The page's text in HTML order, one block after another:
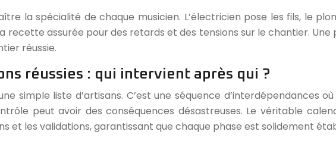
la spécialité de chaque musicien. L’électricien pose les fils, le
recette assurée pour des retards et des tensions sur le chantier.
réussie.
réussies : qui intervient après qui ?
simple liste d’artisans. C’est une séquence d’interdépendances
peut avoir des conséquences désastreuses. Le véritable
et les validations, garantissant que chaque phase est solidement